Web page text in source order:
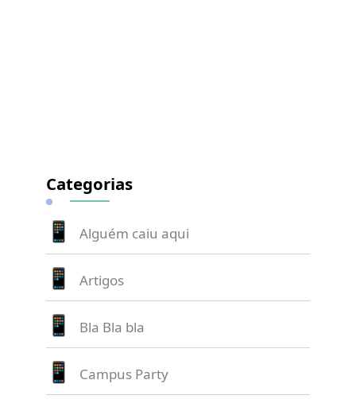
Categorias
Alguém caiu aqui
Artigos
Bla Bla bla
Campus Party